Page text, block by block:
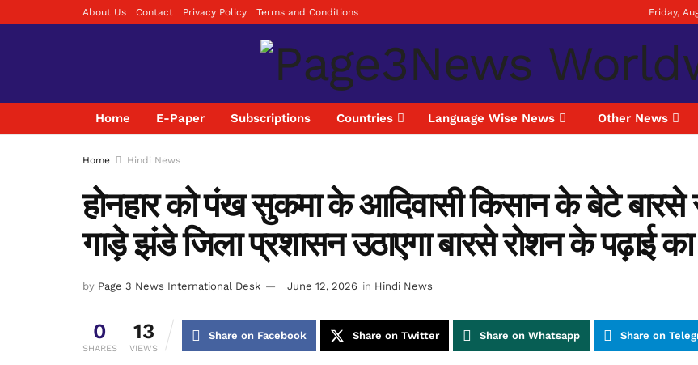
About Us Contact Privacy Policy Terms and Conditions Friday,
Home E-Paper Subscriptions Countries Language Wise News Other News
Home Hindi News
होनहार को पंख सुकमा के आदिवासी किसान के बेटे
गाड़े झंडे जिला प्रशासन उठाएगा बारसे रोशन के पढ़ाई का
by Page 3 News International Desk June 12, 2026 in Hindi News
0
SHARES
13
VIEWS
Share on Facebook Share on Twitter Share on Whatsapp Share on